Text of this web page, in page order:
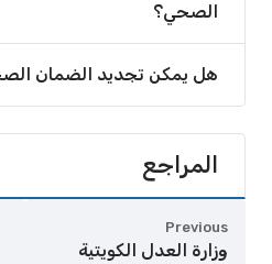
الصحي؟
هل يمكن تجديد الضمان
المراجع
Previous
وزارة العدل الكويتية